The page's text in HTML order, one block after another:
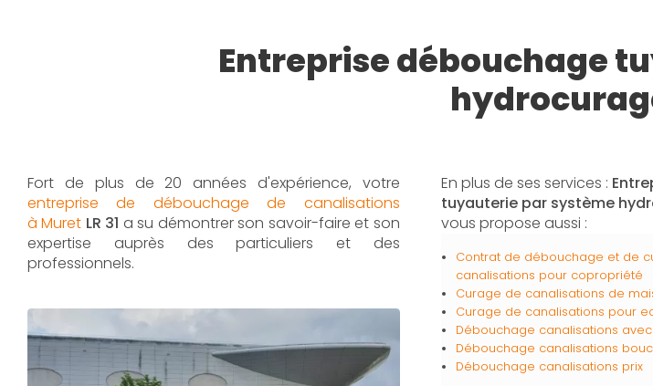
Entreprise débouchage
Fort de plus de 20 années d'expérience, votre
entreprise de débouchage de canalisations
à Muret LR 31 a su démontrer son savoir-faire et son
expertise auprès des particuliers et des
professionnels.
En plus de ses services :
tuyauterie par système
vous propose aussi :
Contrat de débouchage et de
canalisations pour copropriété
Curage de canalisations de
Curage de canalisations pour
Débouchage canalisations
Débouchage canalisations
Débouchage canalisations prix